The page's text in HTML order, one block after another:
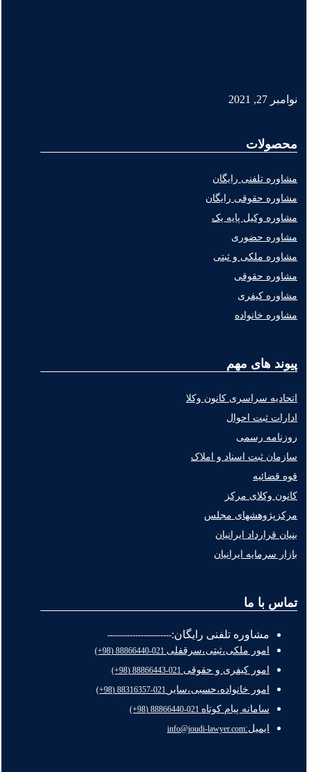
نوامبر 27, 2021
محصولات
مشاوره تلفنی رایگان
مشاوره حقوقی رایگان
مشاوره وکیل پایه یک
مشاوره حضوری
مشاوره ملکی و ثبتی
مشاوره حقوقی
مشاوره کیفری
مشاوره خانواده
پیوند های مهم
اتحادیه سراسری کانون وکلا
ادارات ثبت احوال
روزنامه رسمی
سازمان ثبت اسناد و املاک
قوه قضائیه
کانون وکلای مرکز
مرکزپژوهشهای مجلس
بنیان قرارداد ایرانیان
بازار سرمایه ایرانیان
تماس با ما
مشاوره تلفنی رایگان:-----------------------
امور ملکی،ثبتی،سرقفلی
امور کیفری و حقوقی
امور خانواده،حسبی،سایر
سامانه پیام کوتاه
ایمیل:info@joudi-lawyer.com